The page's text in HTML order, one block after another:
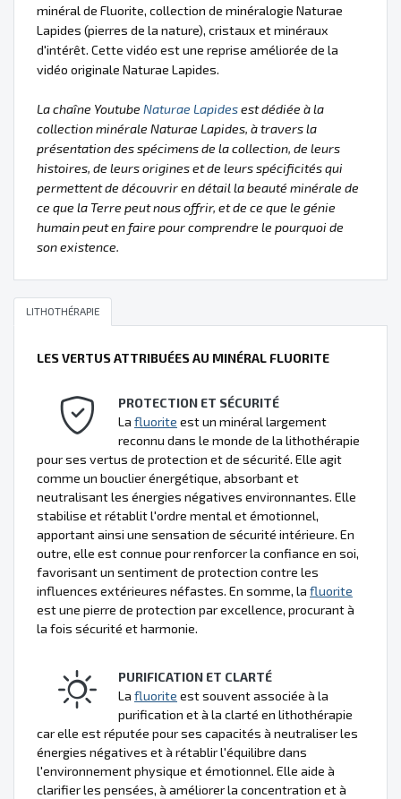
minéral de Fluorite, collection de minéralogie Naturae
Lapides (pierres de la nature), cristaux et minéraux
d'intérêt. Cette vidéo est une reprise améliorée de la
vidéo originale Naturae Lapides.
La chaîne Youtube Naturae Lapidesest dédiée à la
collection minérale Naturae Lapides, à travers la
présentation des spécimens de la collection, de leurs
histoires, de leurs origines et de leurs spécificités qui
permettent de découvrir en détail la beauté minérale de
ce que la Terre peut nous offrir, et de ce que le génie
humain peut en faire pour comprendre le pourquoi de
son existence.
LITHOTHÉRAPIE
LES VERTUS ATTRIBUÉES AU MINÉRAL FLUORITE
PROTECTION ET SÉCURITÉ
La fluorite est un minéral largement
reconnu dans le monde de la lithothérapie
pour ses vertus de protection et de sécurité. Elle agit
comme un bouclier énergétique, absorbant et
neutralisant les énergies négatives environnantes. Elle
stabilise et rétablit l'ordre mental et émotionnel,
apportant ainsi une sensation de sécurité intérieure. En
outre, elle est connue pour renforcer la confiance en soi,
favorisant un sentiment de protection contre les
influences extérieures néfastes. En somme, la fluorite
est une pierre de protection par excellence, procurant à
la fois sécurité et harmonie.
PURIFICATION ET CLARTÉ
La fluorite est souvent associée à la
purification et à la clarté en lithothérapie
car elle est réputée pour ses capacités à neutraliser les
énergies négatives et à rétablir l'équilibre dans
l'environnement physique et émotionnel. Elle aide à
clarifier les pensées, à améliorer la concentration et à